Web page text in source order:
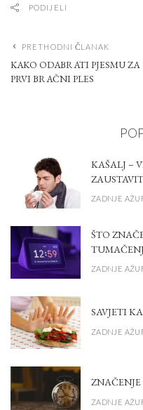
PODIJELI
PRETHODNI ČLANAK
KAKO ODABRATI PJESMU ZA
PRVI BRAČNI PLES
KAŠALJ –
ZADNJE
ŠTO
ZADNJE
SAVJETI
ZADNJE
ZADNJE